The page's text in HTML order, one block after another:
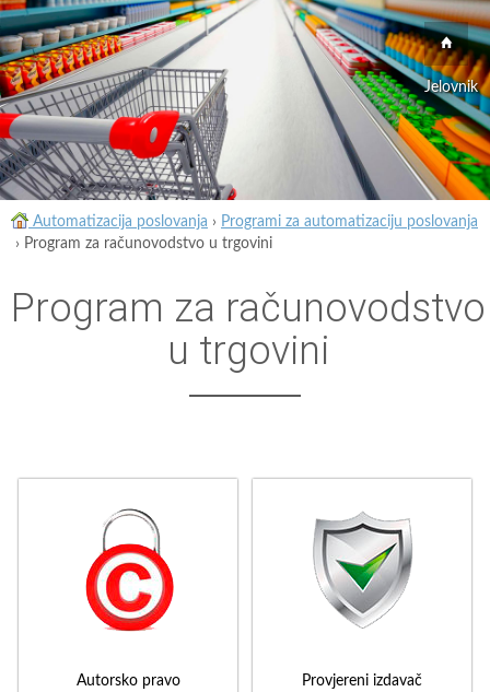
Jelovnik
Automatizacija poslovanja › Programi za automatizaciju poslovanja
› Program za računovodstvo u trgovini
Program za računovodstvo
u trgovini
Autorsko pravo Provjereni izdavač